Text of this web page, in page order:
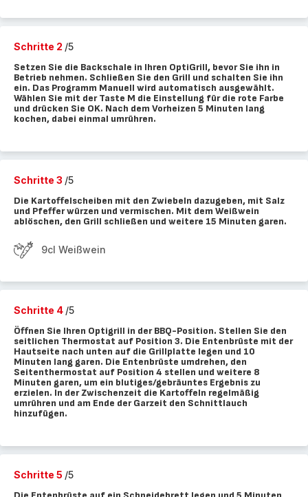
Schritte 2 /5
Setzen Sie die Backschale in Ihren OptiGrill, bevor Sie ihn in
Betrieb nehmen. Schließen Sie den Grill und schalten Sie ihn
ein. Das Programm Manuell wird automatisch ausgewählt.
Wählen Sie mit der Taste M die Einstellung für die rote Farbe
und drücken Sie OK. Nach dem Vorheizen 5 Minuten lang
kochen, dabei einmal umrühren.
Schritte 3 /5
Die Kartoffelscheiben mit den Zwiebeln dazugeben, mit Salz
und Pfeffer würzen und vermischen. Mit dem Weißwein
ablöschen, den Grill schließen und weitere 15 Minuten garen.
9cl Weißwein
Schritte 4 /5
Öffnen Sie Ihren Optigrill in der BBQ-Position. Stellen Sie den
seitlichen Thermostat auf Position 3. Die Entenbrüste mit der
Hautseite nach unten auf die Grillplatte legen und 10
Minuten lang garen. Die Entenbrüste umdrehen, den
Seitenthermostat auf Position 4 stellen und weitere 8
Minuten garen, um ein blutiges/gebräuntes Ergebnis zu
erzielen. In der Zwischenzeit die Kartoffeln regelmäßig
umrühren und am Ende der Garzeit den Schnittlauch
hinzufügen.
Schritte 5 /5